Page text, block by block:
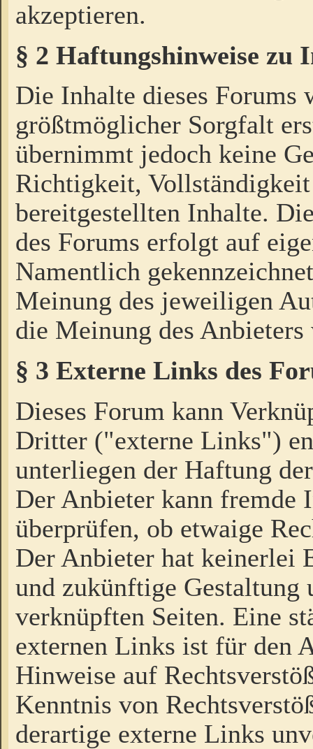
akzeptieren.
§ 2 Haftungshinweise zu
Die Inhalte dieses Forums
größtmöglicher Sorgfalt
übernimmt jedoch keine
Richtigkeit,
bereitgestellten Inhalte.
des Forums erfolgt auf
Namentlich
Meinung des jeweiligen
die Meinung des Anbieters
§ 3 Externe Links des
Dieses Forum kann
Dritter ("externe Links")
unterliegen der Haftung
Der Anbieter kann fremde
überprüfen, ob etwaige
Der Anbieter hat keinerlei
und zukünftige Gestaltung
verknüpften Seiten. Eine
externen Links ist für den
Hinweise auf
Kenntnis von
derartige externe Links